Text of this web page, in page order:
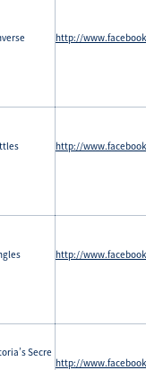
http://
http://
http://
Secre
http://